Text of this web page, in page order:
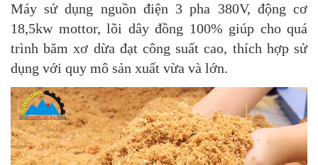
Máy sử dụng nguồn điện 3 pha 380V, động cơ
18,5kw mottor, lõi dây đồng 100% giúp cho quá
trình băm xơ dừa đạt công suất cao, thích hợp sử
dụng với quy mô sản xuất vừa và lớn.